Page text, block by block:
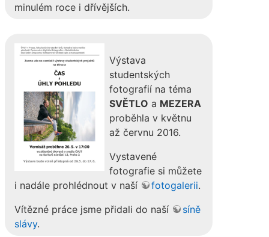
minulém roce i dřívějších.
Výstava
studentských
fotografií na téma
SVĚTLO a MEZERA
proběhla v květnu
až červnu 2016.
Vystavené
fotografie si můžete
i nadále prohlédnout v naší
fotogalerii.
Vítězné práce jsme přidali do naší
síně
slávy.